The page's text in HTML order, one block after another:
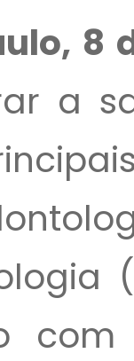
8
a
com